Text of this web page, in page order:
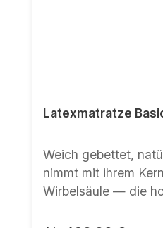
Latexmatratze
Weich gebettet, natürlich
nimmt mit ihrem
Wirbelsäule — die